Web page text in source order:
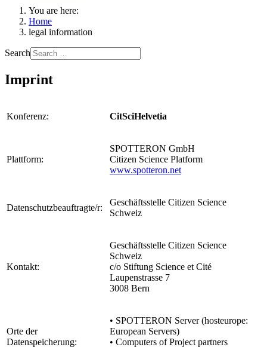
You are here:
Home
legal information
Search
Imprint
Konferenz: CitSciHelvetia
Plattform:
SPOTTERON GmbH
Citizen Science Platform
www.spotteron.net
Datenschutzbeauftragte/r:
Geschäftsstelle Citizen Science
Schweiz
Kontakt:
Geschäftsstelle Citizen Science
Schweiz
c/o Stiftung Science et Cité
Laupenstrasse 7
3008 Bern
Orte der
Datenspeicherung:
• SPOTTERON Server (hosteurope:
European Servers)
• Computers of Project partners